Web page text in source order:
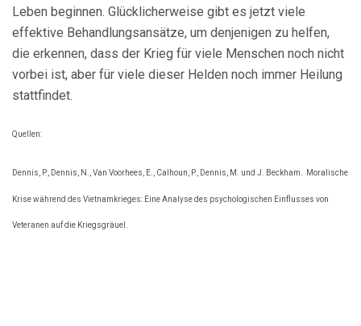
Leben beginnen. Glücklicherweise gibt es jetzt viele
effektive Behandlungsansätze, um denjenigen zu helfen,
die erkennen, dass der Krieg für viele Menschen noch nicht
vorbei ist, aber für viele dieser Helden noch immer Heilung
stattfindet.
Quellen:
Dennis, P., Dennis, N., Van Voorhees, E., Calhoun, P., Dennis, M. und J. Beckham. Moralische
Krise während des Vietnamkrieges: Eine Analyse des psychologischen Einflusses von
Veteranen auf die Kriegsgräuel.